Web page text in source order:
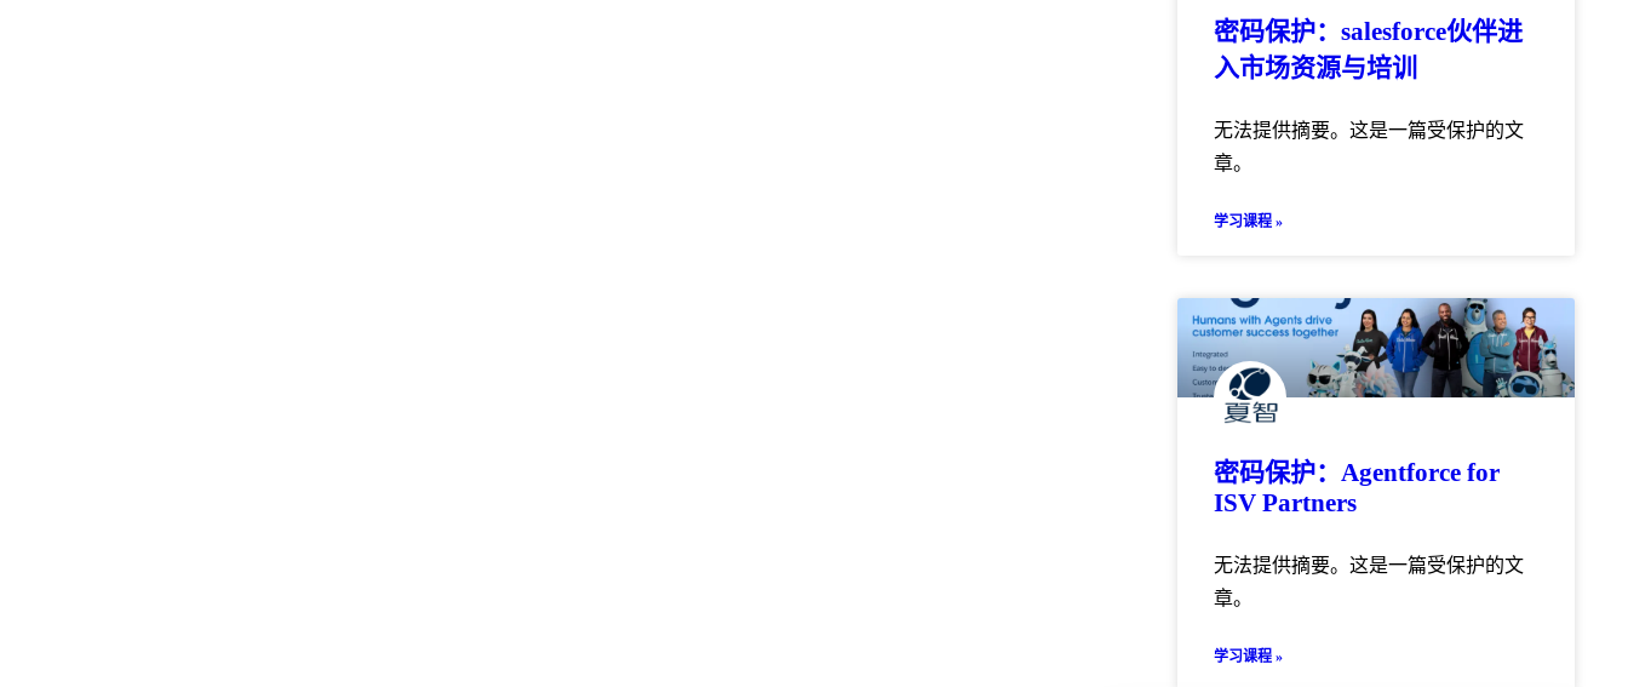
密码保护：salesforce伙伴进
入市场资源与培训
无法提供摘要。这是一篇受保护的文
章。
学习课程 »
密码保护：Agentforce for
ISV Partners
无法提供摘要。这是一篇受保护的文
章。
学习课程 »